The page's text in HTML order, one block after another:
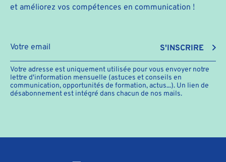
et améliorez vos compétences en communication !
S'INSCRIRE
Votre adresse est uniquement utilisée pour vous envoyer notre
lettre d'information mensuelle (astuces et conseils en
communication, opportunités de formation, actus...). Un lien de
désabonnement est intégré dans chacun de nos mails.